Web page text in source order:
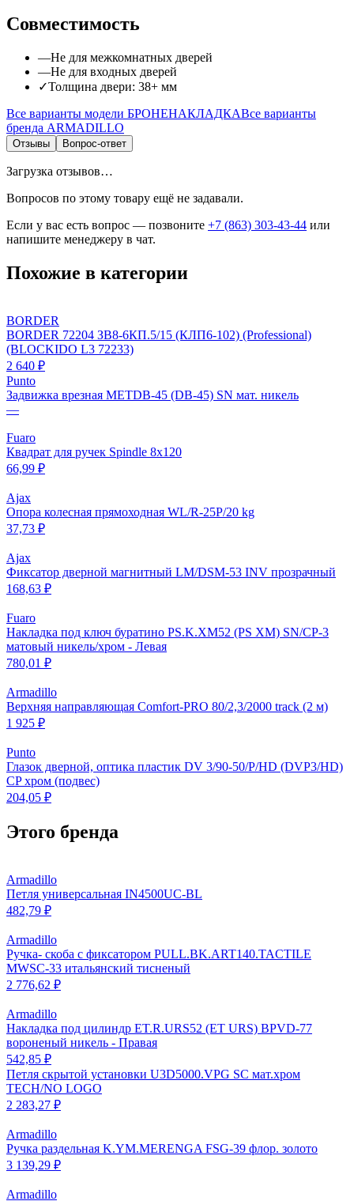
Совместимость
—Не для межкомнатных дверей
—Не для входных дверей
✓Толщина двери: 38+ мм
Все варианты модели БРОНЕНАКЛАДКАВсе варианты
бренда ARMADILLO
Отзывы Вопрос-ответ
Загрузка отзывов…
Вопросов по этому товару ещё не задавали.
Если у вас есть вопрос — позвоните +7 (863) 303-43-44 или
напишите менеджеру в чат.
Похожие в категории
BORDER
BORDER 72204 ЗВ8-6КП.5/15 (КЛП6-102) (Professional)
(BLOCKIDO L3 72233)
2 640 ₽
Punto
Задвижка врезная METDB-45 (DB-45) SN мат. никель
—
Fuaro
Квадрат для ручек Spindle 8х120
66,99 ₽
Ajax
Опора колесная прямоходная WL/R-25P/20 kg
37,73 ₽
Ajax
Фиксатор дверной магнитный LM/DSM-53 INV прозрачный
168,63 ₽
Fuaro
Накладка под ключ буратино PS.K.XM52 (PS XM) SN/CP-3
матовый никель/хром - Левая
780,01 ₽
Armadillo
Верхняя направляющая Comfort-PRO 80/2,3/2000 track (2 м)
1 925 ₽
Punto
Глазок дверной, оптика пластик DV 3/90-50/P/HD (DVP3/HD)
CP хром (подвес)
204,05 ₽
Этого бренда
Armadillo
Петля универсальная IN4500UC-BL
482,79 ₽
Armadillo
Ручка- скоба с фиксатором PULL.BK.ART140.TACTILE
MWSC-33 итальянский тисненый
2 776,62 ₽
Armadillo
Накладка под цилиндр ET.R.URS52 (ET URS) BPVD-77
вороненый никель - Правая
542,85 ₽
Петля скрытой установки U3D5000.VPG SC мат.хром
TECH/NO LOGO
2 283,27 ₽
Armadillo
Ручка раздельная K.YM.MERENGA FSG-39 флор. золото
3 139,29 ₽
Armadillo